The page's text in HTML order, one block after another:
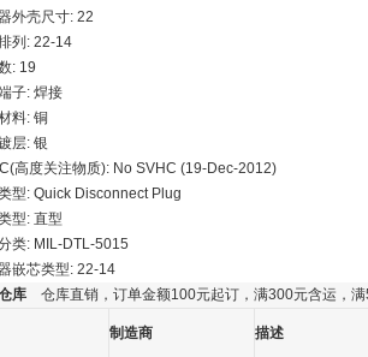
外壳尺寸: 22
列: 22-14
: 19
子: 焊接
料: 铜
层: 银
高度关注物质): No SVHC (19-Dec-2012)
型: Quick Disconnect Plug
型: 直型
类: MIL-DTL-5015
嵌芯类型: 22-14
库 仓库直销，订单金额100元起订，满300元含运，
制造商 描述